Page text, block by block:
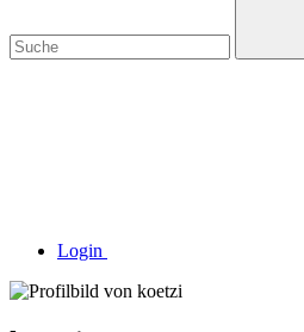
Login